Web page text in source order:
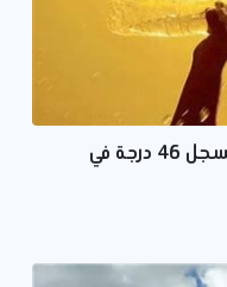
الأرصاد تحذر: الحرارة المحسوسة تسجل 46 درجة في